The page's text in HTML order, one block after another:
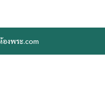
องพระ.com